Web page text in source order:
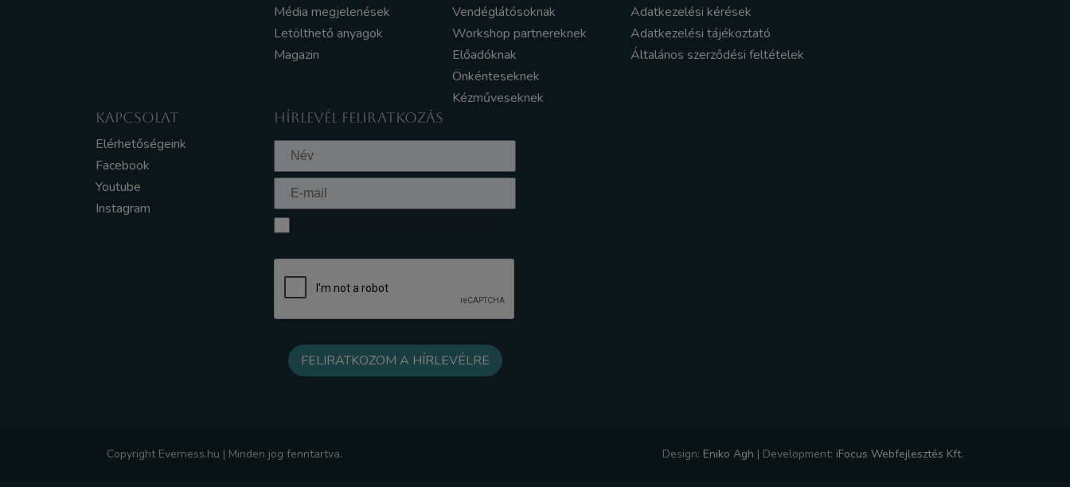
Média megjelenések
Letölthető anyagok
Magazin
Vendéglátósoknak
Workshop partnereknek
Előadóknak
Önkénteseknek
Kézműveseknek
Adatkezelési kérések
Adatkezelési tájékoztató
Általános szerződési feltételek
KAPCSOLAT
Elérhetőségeink
Facebook
Youtube
Instagram
HÍRLEVÉL FELIRATKOZÁS
Copyright Everness.hu | Minden jog fenntartva. Design: Eniko Agh | Development: iFocus Webfejlesztés Kft.